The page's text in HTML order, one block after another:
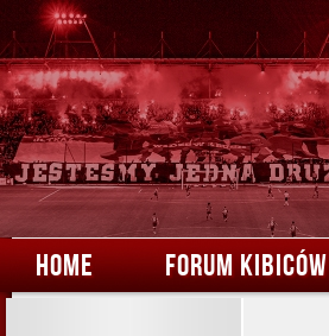
HOME FORUM KIBICÓW